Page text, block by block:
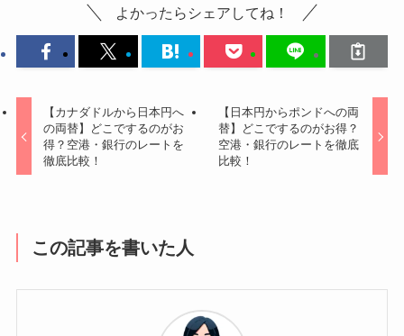
よかったらシェアしてね！
【カナダドルから日本円へ
の両替】どこでするのがお
得？空港・銀行のレートを
徹底比較！
【日本円からポンドへの両
替】どこでするのがお得？
空港・銀行のレートを徹底
比較！
この記事を書いた人